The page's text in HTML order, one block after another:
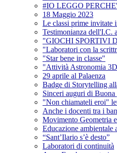
#IO LEGGO
18 Maggio 2023
Le classi prime invitate
Testimonianza dell'I.C.
"GIOCHI SPORTIVI
"Laboratori con la
"Star bene in classe"
"Attività Astronomia
29 aprile al Palaenza
Badge di Storytelling
Sinceri auguri di Buona
"Non chiamateli eroi"
Anche i docenti tra i
Movimento Geometria
Educazione
“Sant’Ilario s’è desto”
Laboratori di continuità